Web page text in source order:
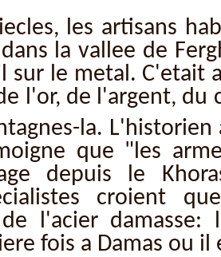
les artisans
la vallee de
sur le metal. C'etait
l'or, de l'argent, du
la. L'historien
que "les
depuis le
croient
l'acier
fois a Damas ou